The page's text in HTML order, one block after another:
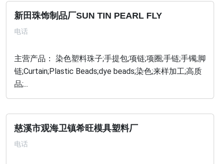
新田珠饰制品厂SUN TIN PEARL FLY
电话
主营产品： 染色塑料珠子;手提包;项链;项圈;手链;手镯;脚
链;Curtain;Plastic Beads;dye beads;染色;来样加工;高质
品;...
慈溪市观海卫镇希旺模具塑料厂
电话